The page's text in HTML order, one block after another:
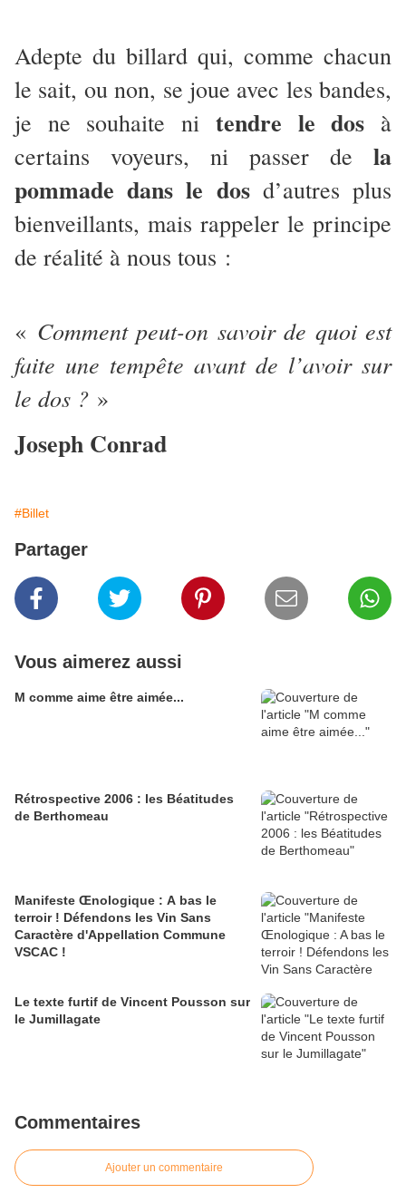
Adepte du billard qui, comme chacun
le sait, ou non, se joue avec les bandes,
je ne souhaite ni tendre le dos à
certains voyeurs, ni passer de la
pommade dans le dosd’autres plus
bienveillants, mais rappeler le principe
de réalité à nous tous :
« Comment peut-on savoir de quoi est
faite une tempête avant de l’avoir sur
le dos ? »
Joseph Conrad
#Billet
Partager
Vous aimerez aussi
M comme aime être aimée...
Rétrospective 2006 : les Béatitudes
de Berthomeau
Manifeste Œnologique : A bas le
terroir ! Défendons les Vin Sans
Caractère d'Appellation Commune
VSCAC !
Le texte furtif de Vincent Pousson sur
le Jumillagate
Commentaires
Ajouter un commentaire